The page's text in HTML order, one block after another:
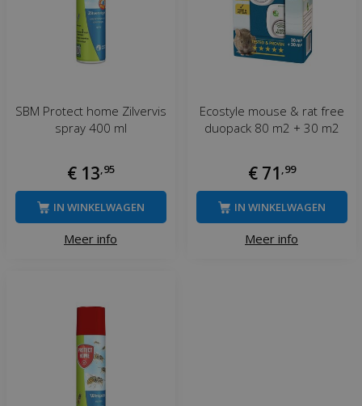
SBM Protect home Zilvervis
spray 400 ml
€ 13,95
Meer info
IN WINKELWAGEN
Ecostyle mouse & rat free
duopack 80 m2 + 30 m2
€ 71 ,99
Meer info
IN WINKELWAGEN